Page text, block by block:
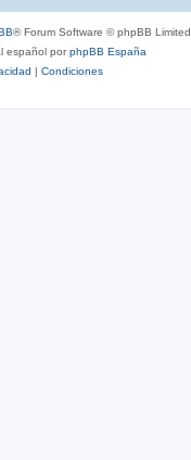
® Forum Software © phpBB Limited
español porphpBB España
| Condiciones